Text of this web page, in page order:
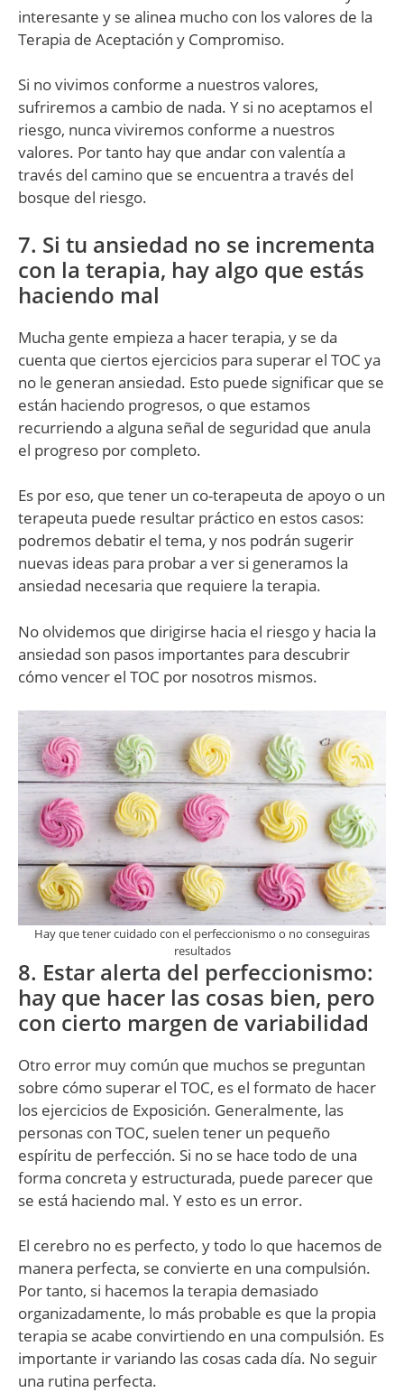
interesante y se alinea mucho con los valores de la
Terapia de Aceptación y Compromiso.
Si no vivimos conforme a nuestros valores,
sufriremos a cambio de nada. Y si no aceptamos el
riesgo, nunca viviremos conforme a nuestros
valores. Por tanto hay que andar con valentía a
través del camino que se encuentra a través del
bosque del riesgo.
7. Si tu ansiedad no se incrementa
con la terapia, hay algo que estás
haciendo mal
Mucha gente empieza a hacer terapia, y se da
cuenta que ciertos ejercicios para superar el TOC ya
no le generan ansiedad. Esto puede significar que se
están haciendo progresos, o que estamos
recurriendo a alguna señal de seguridad que anula
el progreso por completo.
Es por eso, que tener un co-terapeuta de apoyo o un
terapeuta puede resultar práctico en estos casos:
podremos debatir el tema, y nos podrán sugerir
nuevas ideas para probar a ver si generamos la
ansiedad necesaria que requiere la terapia.
No olvidemos que dirigirse hacia el riesgo y hacia la
ansiedad son pasos importantes para descubrir
cómo vencer el TOC por nosotros mismos.
Hay que tener cuidado con el perfeccionismo o no conseguiras
resultados
8. Estar alerta del perfeccionismo:
hay que hacer las cosas bien, pero
con cierto margen de variabilidad
Otro error muy común que muchos se preguntan
sobre cómo superar el TOC, es el formato de hacer
los ejercicios de Exposición. Generalmente, las
personas con TOC, suelen tener un pequeño
espíritu de perfección. Si no se hace todo de una
forma concreta y estructurada, puede parecer que
se está haciendo mal. Y esto es un error.
El cerebro no es perfecto, y todo lo que hacemos de
manera perfecta, se convierte en una compulsión.
Por tanto, si hacemos la terapia demasiado
organizadamente, lo más probable es que la propia
terapia se acabe convirtiendo en una compulsión. Es
importante ir variando las cosas cada día. No seguir
una rutina perfecta.